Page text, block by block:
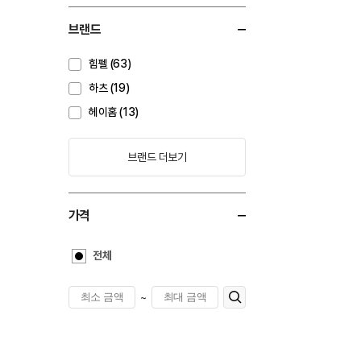
브랜드
힘펠 (63)
하츠 (19)
헤이홈 (13)
브랜드 더보기
가격
전체
~